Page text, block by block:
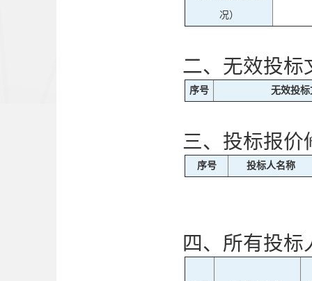
况）
二、无效投标
序号 无效投
三、投标报价
序号 投标人名称
四、所有投标